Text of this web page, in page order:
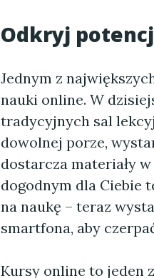
Odkryj
Jednym z
nauki online. W
tradycyjnych sal
dowolnej porze,
dostarcza materiały
dogodnym dla Ciebie
na naukę – teraz
smartfona, aby
Kursy online to jeden